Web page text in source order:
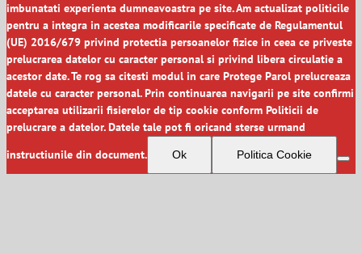
imbunatati experienta dumneavoastra pe site. Am actualizat politicile
pentru a integra in acestea modificarile specificate de Regulamentul
(UE) 2016/679 privind protectia persoanelor fizice in ceea ce priveste
prelucrarea datelor cu caracter personal si privind libera circulatie a
acestor date. Te rog sa citesti modul in care Protege Parol prelucreaza
datele cu caracter personal. Prin continuarea navigarii pe site confirmi
acceptarea utilizarii fisierelor de tip cookie conform Politicii de
prelucrare a datelor. Datele tale pot fi oricand sterse urmand
instructiunile din document.
Ok Politica Cookie